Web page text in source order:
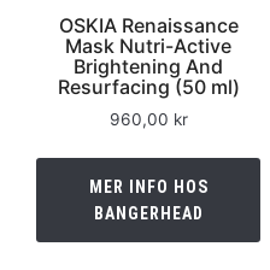
OSKIA Renaissance
Mask Nutri-Active
Brightening And
Resurfacing (50 ml)
960,00 kr
MER INFO HOS
BANGERHEAD